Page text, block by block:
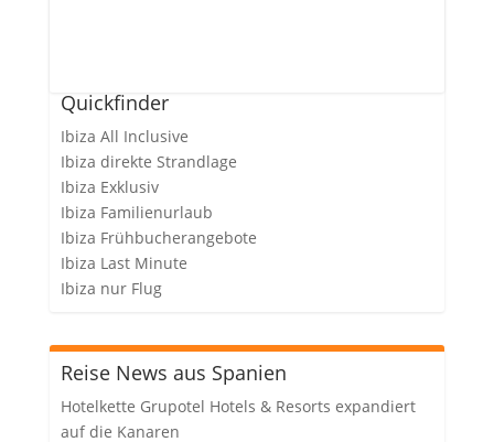
Quickfinder
Ibiza All Inclusive
Ibiza direkte Strandlage
Ibiza Exklusiv
Ibiza Familienurlaub
Ibiza Frühbucherangebote
Ibiza Last Minute
Ibiza nur Flug
Reise News aus Spanien
Hotelkette Grupotel Hotels & Resorts expandiert
auf die Kanaren